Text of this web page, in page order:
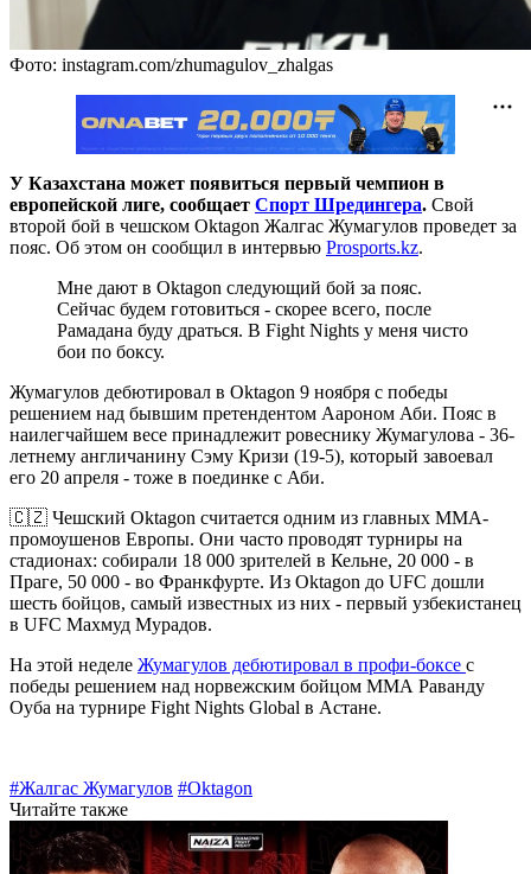
Фото: instagram.com/zhumagulov_zhalgas
У Казахстана может появиться первый чемпион в
европейской лиге, сообщает Спорт Шредингера. Свой
второй бой в чешском Oktagon Жалгас Жумагулов проведет за
пояс. Об этом он сообщил в интервью Prosports.kz.
Мне дают в Oktagon следующий бой за пояс.
Сейчас будем готовиться - скорее всего, после
Рамадана буду драться. В Fight Nights у меня чисто
бои по боксу.
Жумагулов дебютировал в Oktagon 9 ноября с победы
решением над бывшим претендентом Аароном Аби. Пояс в
наилегчайшем весе принадлежит ровеснику Жумагулова - 36-
летнему англичанину Сэму Кризи (19-5), который завоевал
его 20 апреля - тоже в поединке с Аби.
🇨🇿 Чешский Oktagon считается одним из главных ММА-
промоушенов Европы. Они часто проводят турниры на
стадионах: собирали 18 000 зрителей в Кельне, 20 000 - в
Праге, 50 000 - во Франкфурте. Из Oktagon до UFC дошли
шесть бойцов, самый известных из них - первый узбекистанец
в UFC Махмуд Мурадов.
На этой неделе Жумагулов дебютировал в профи-боксе с
победы решением над норвежским бойцом ММА Раванду
Оуба на турнире Fight Nights Global в Астане.
#Жалгас Жумагулов #Oktagon
Читайте также